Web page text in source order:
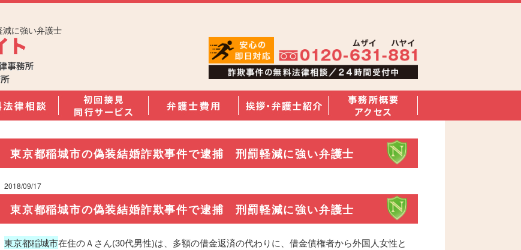
に強い弁護士
東京都稲城市の偽装結婚詐欺事件で逮捕 刑罰軽減に強い弁護士
2018/09/17
東京都稲城市の偽装結婚詐欺事件で逮捕 刑罰軽減に強い弁護士
東京都稲城市在住のＡさん(30代男性)は、多額の借金返済の代わりに、借金債権者から外国人女性と